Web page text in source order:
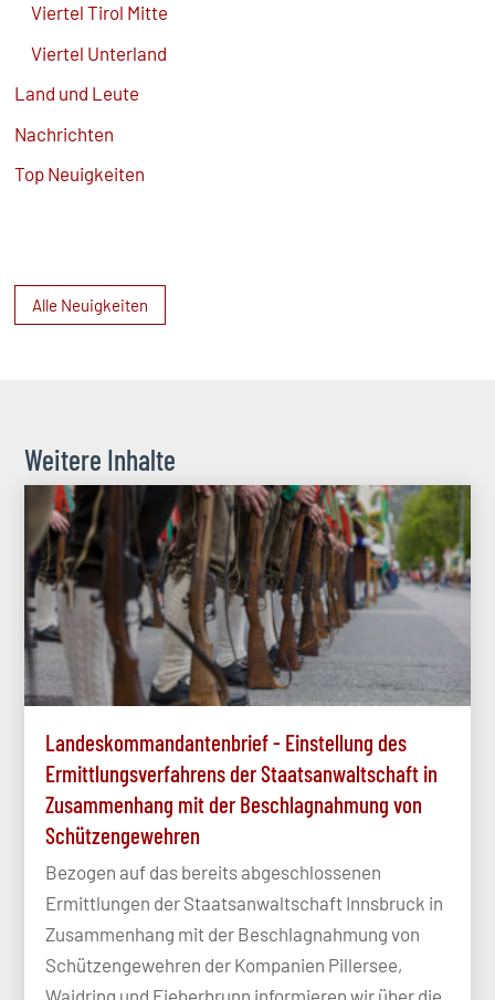
Viertel Tirol Mitte
Viertel Unterland
Land und Leute
Nachrichten
Top Neuigkeiten
Alle Neuigkeiten
Weitere Inhalte
Landeskommandantenbrief - Einstellung des
Ermittlungsverfahrens der Staatsanwaltschaft in
Zusammenhang mit der Beschlagnahmung von
Schützengewehren
Bezogen auf das bereits abgeschlossenen
Ermittlungen der Staatsanwaltschaft Innsbruck in
Zusammenhang mit der Beschlagnahmung von
Schützengewehren der Kompanien Pillersee,